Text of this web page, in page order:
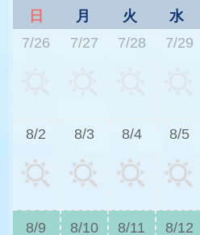
日 月 火 水
7/26
7/27 7/28 7/29
8/2 8/3 8/4 8/5
8/9 8/10 8/11 8/12